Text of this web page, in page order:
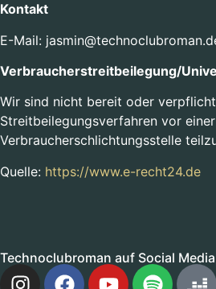
Kontakt
E-Mail:
Verbraucher­streit­beilegung/
Wir sind nicht bereit oder
Streitbeilegungsverfahren vor einer
Verbraucherschlichtungsstelle
Quelle: https://www.e-recht24.de
Technoclubroman auf Social Media